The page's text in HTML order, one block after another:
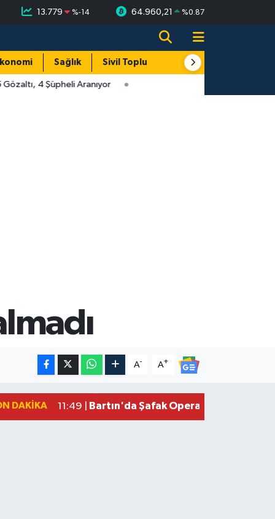
13.779 %-14 64.960,21 %0.87
Sağlık Sivil Toplum Turizm
4 Şüpheli Aranıyor
A- A+
DAKIKA 11:49 | Bartın'da Şafak Operasyonu: 5